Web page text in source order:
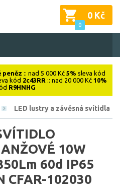
0
0 Kč
peněz :: nad 5 000 Kč 5% sleva kód
kód 2c43RR :: nad 20 000 Kč 10%
R9HNHG
LED lustry a závěsná svítidla
10W
60d IP65
CFAR-102030